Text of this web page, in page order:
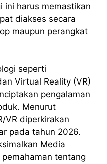
ini harus memastikan
diakses secara
maupun perangkat
seperti
Virtual Reality (VR)
pengalaman
Menurut
VR diperkirakan
pada tahun 2026.
Media
tentang